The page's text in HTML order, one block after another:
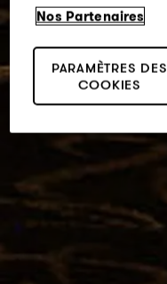
Nos Partenaires
PARAMÈTRES DES
COOKIES